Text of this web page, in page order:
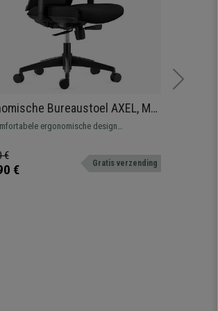
Bureaustoel AXEL, Met
Lendensteun, in Mesh
Kleur Zwart
ergonomische design
geschikt voor intensief gebruik. Met
en verstelbare armleuningen.
€
€ Gratis verzending